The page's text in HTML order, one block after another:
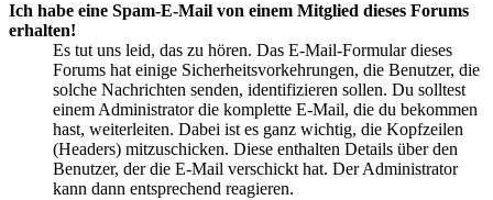
Ich habe eine Spam-E-Mail von einem Mitglied dieses Forums
erhalten!
Es tut uns leid, das zu hören. Das E-Mail-Formular dieses
Forums hat einige Sicherheitsvorkehrungen, die Benutzer, die
solche Nachrichten senden, identifizieren sollen. Du solltest
einem Administrator die komplette E-Mail, die du bekommen
hast, weiterleiten. Dabei ist es ganz wichtig, die Kopfzeilen
(Headers) mitzuschicken. Diese enthalten Details über den
Benutzer, der die E-Mail verschickt hat. Der Administrator
kann dann entsprechend reagieren.